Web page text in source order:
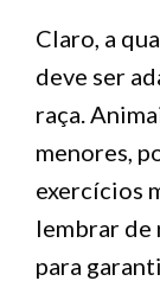
Claro, a
deve ser
raça.
menores,
exercícios
lembrar de
para